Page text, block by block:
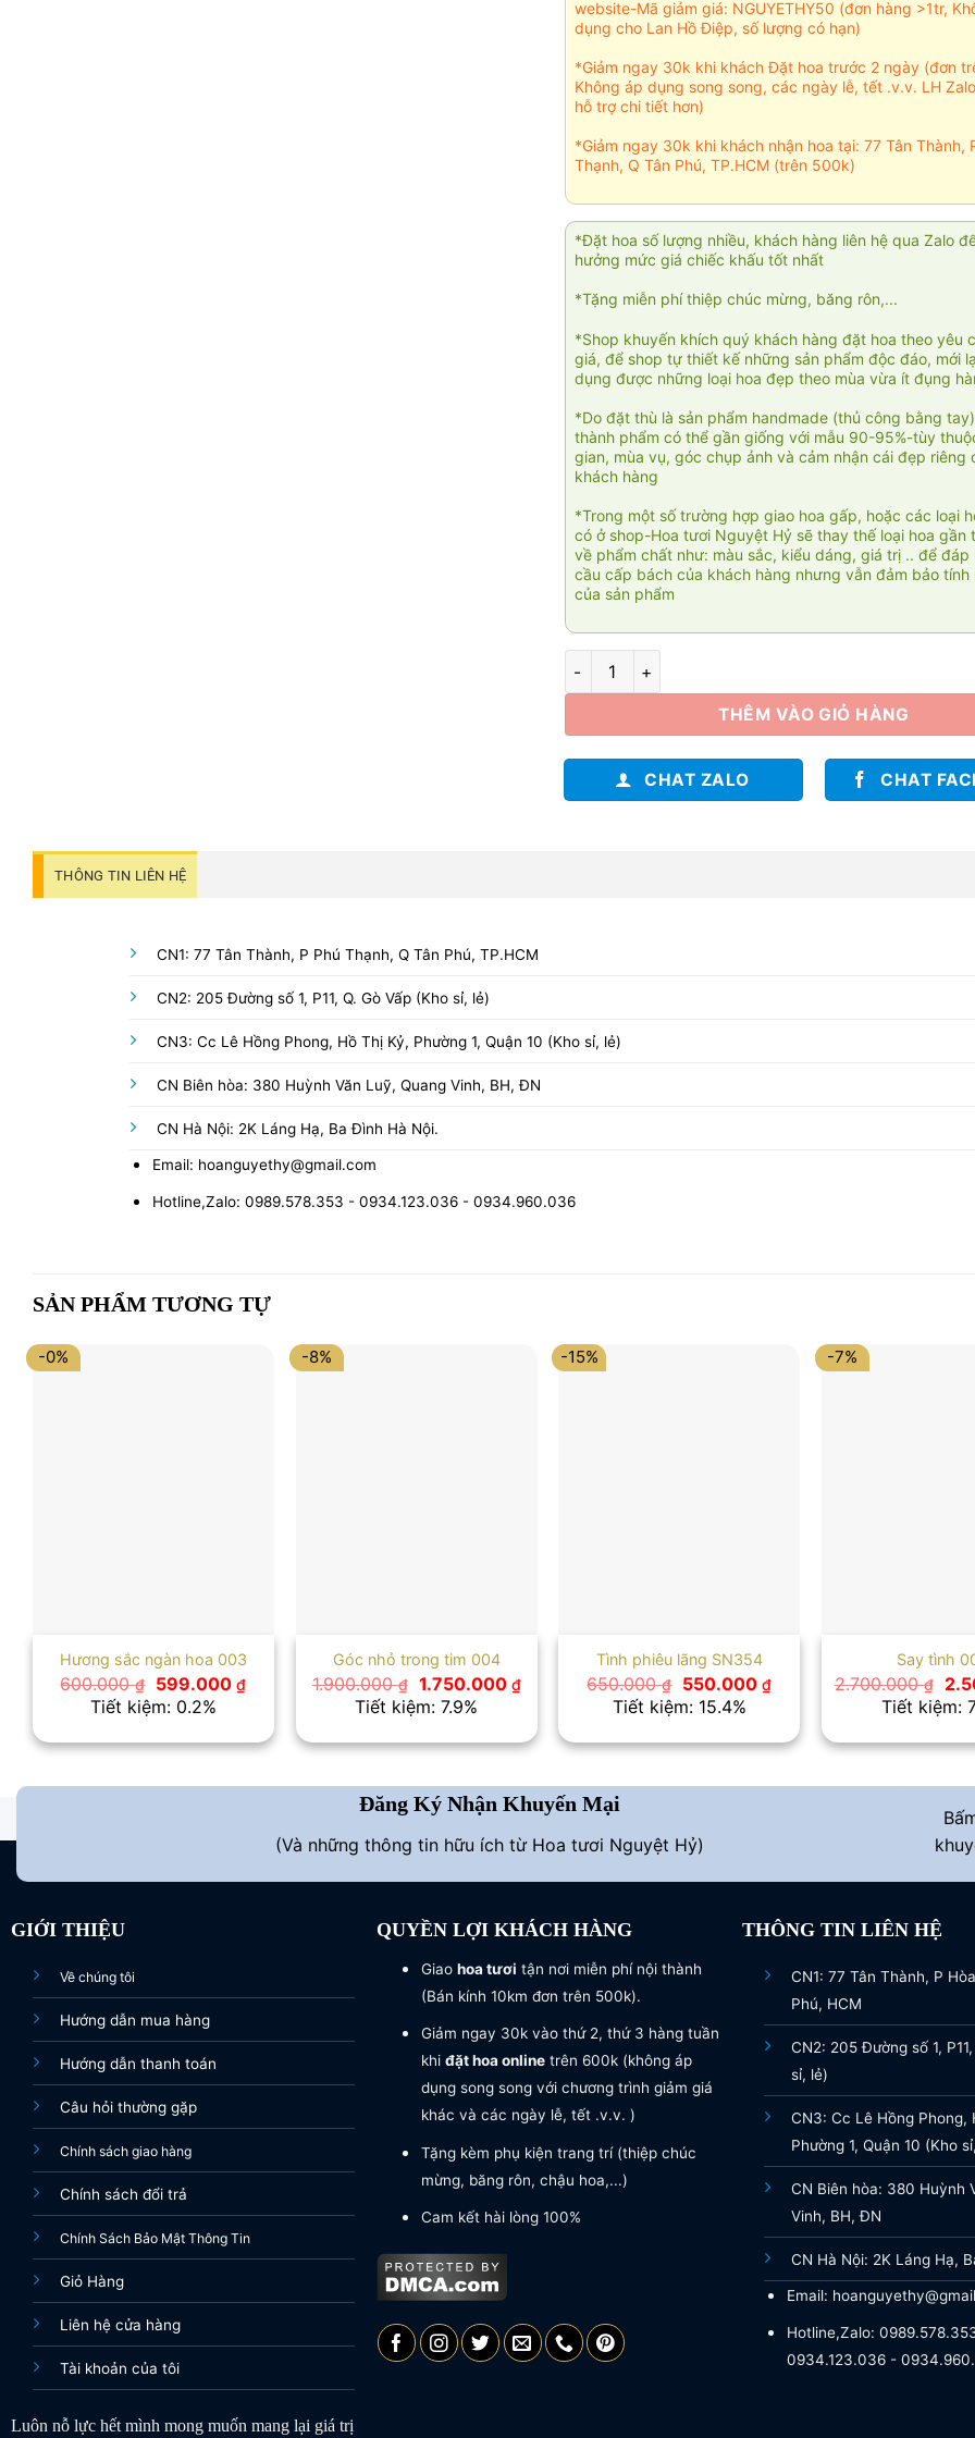
website-Mã giảm giá: NGUYETHY50 (đơn hàng >1tr,
dụng cho Lan Hồ Điệp, số lượng có hạn)
*Giảm ngay 30k khi khách Đặt hoa trước 2 ngày (đơn
Không áp dụng song song, các ngày lễ, tết .v.v. LH
hỗ trợ chi tiết hơn)
*Giảm ngay 30k khi khách nhận hoa tại: 77 Tân Thành,
Thạnh, Q Tân Phú, TP.HCM (trên 500k)
*Đặt hoa số lượng nhiều, khách hàng liên hệ qua Zalo
hưởng mức giá chiếc khấu tốt nhất
*Tặng miễn phí thiệp chúc mừng, băng rôn,...
*Shop khuyến khích quý khách hàng đặt hoa theo yêu
giá, để shop tự thiết kế những sản phẩm độc đáo, mới
dụng được những loại hoa đẹp theo mùa vừa ít đụng
*Do đặt thù là sản phẩm handmade (thủ công bằng
thành phẩm có thể gần giống với mẫu 90-95%-tùy
gian, mùa vụ, góc chụp ảnh và cảm nhận cái đẹp riêng
khách hàng
*Trong một số trường hợp giao hoa gấp, hoặc các loại
có ở shop-Hoa tươi Nguyệt Hỷ sẽ thay thế loại hoa gần
về phẩm chất như: màu sắc, kiểu dáng, giá trị .. để đáp
cầu cấp bách của khách hàng nhưng vẫn đảm bảo tính
của sản phẩm
Đại dương xanh số lượng
THÊM VÀO GIỎ HÀNG
CHAT ZALO CHAT
THÔNG TIN LIÊN HỆ
CN1: 77 Tân Thành, P Phú Thạnh, Q Tân Phú, TP.HCM
CN2: 205 Đường số 1, P11, Q. Gò Vấp (Kho sỉ, lẻ)
CN3: Cc Lê Hồng Phong, Hồ Thị Kỷ, Phường 1, Quận 10 (Kho sỉ, lẻ)
CN Biên hòa: 380 Huỳnh Văn Luỹ, Quang Vinh, BH, ĐN
CN Hà Nội: 2K Láng Hạ, Ba Đình Hà Nội.
Email: hoanguyethy@gmail.com
Hotline,Zalo: 0989.578.353 - 0934.123.036 - 0934.960.036
SẢN PHẨM TƯƠNG TỰ
-0%
Hương sắc ngàn hoa 003
600.000₫
Giá
gốc
là:
599.000₫Giá
599.000 ₫.
Tiết kiệm: 0.2%
-8%
Góc nhỏ trong tim 004
1.900.000₫
Giá
gốc
là:
1.750.000 ₫Giá
hiện
là:
1.750.000 ₫.
Tiết kiệm: 7.9%
-15%
Tình phiêu lãng SN354
650.000₫
Giá
gốc
là:
550.000₫Giá
550.000 ₫.
Tiết kiệm: 15.4%
-7%
Say tình
2.700.000₫
Giá
gốc
là:
Tiết kiệm:
Đăng Ký Nhận Khuyến Mại
(Và những thông tin hữu ích từ Hoa tươi Nguyệt Hỷ)
GIỚI THIỆU
Về chúng tôi
Hướng dẫn mua hàng
Hướng dẫn thanh toán
Câu hỏi thường gặp
Chính sách giao hàng
Chính sách đổi trả
Chính Sách Bảo Mật Thông Tin
Giỏ Hàng
Liên hệ cửa hàng
Tài khoản của tôi
Luôn nỗ lực hết mình mong muốn mang lại giá trị
QUYỀN LỢI KHÁCH HÀNG
Giao hoa tươi tận nơi miễn phí nội thành
(Bán kính 10km đơn trên 500k).
Giảm ngay 30k vào thứ 2, thứ 3 hàng tuần
khi đặt hoa onlinetrên 600k (không áp
dụng song song với chương trình giảm giá
khác và các ngày lễ, tết .v.v. )
Tặng kèm phụ kiện trang trí (thiệp chúc
mừng, băng rôn, chậu hoa,...)
Cam kết hài lòng 100%
THÔNG TIN LIÊN HỆ
CN1: 77 Tân Thành, P
Phú, HCM
CN2: 205 Đường số 1,
sỉ, lẻ)
CN3: Cc Lê Hồng Phong,
Phường 1, Quận 10 (Kho
CN Biên hòa: 380 Huỳnh
Vinh, BH, ĐN
CN Hà Nội: 2K Láng Hạ,
Email:
Hotline,Zalo:
0934.123.036 -